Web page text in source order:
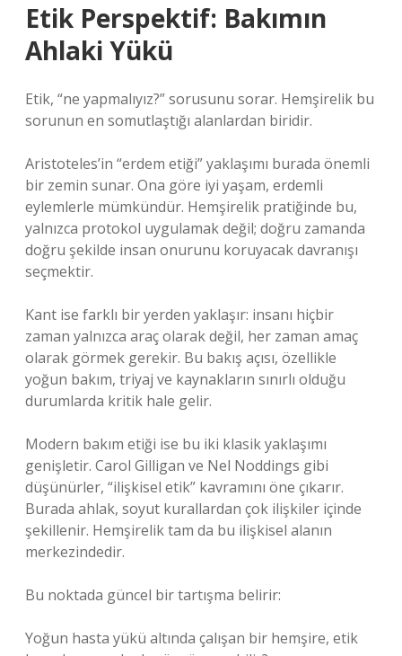
Etik Perspektif: Bakımın
Ahlaki Yükü
Etik, “ne yapmalıyız?” sorusunu sorar. Hemşirelik bu
sorunun en somutlaştığı alanlardan biridir.
Aristoteles’in “erdem etiği” yaklaşımı burada önemli
bir zemin sunar. Ona göre iyi yaşam, erdemli
eylemlerle mümkündür. Hemşirelik pratiğinde bu,
yalnızca protokol uygulamak değil; doğru zamanda
doğru şekilde insan onurunu koruyacak davranışı
seçmektir.
Kant ise farklı bir yerden yaklaşır: insanı hiçbir
zaman yalnızca araç olarak değil, her zaman amaç
olarak görmek gerekir. Bu bakış açısı, özellikle
yoğun bakım, triyaj ve kaynakların sınırlı olduğu
durumlarda kritik hale gelir.
Modern bakım etiği ise bu iki klasik yaklaşımı
genişletir. Carol Gilligan ve Nel Noddings gibi
düşünürler, “ilişkisel etik” kavramını öne çıkarır.
Burada ahlak, soyut kurallardan çok ilişkiler içinde
şekillenir. Hemşirelik tam da bu ilişkisel alanın
merkezindedir.
Bu noktada güncel bir tartışma belirir:
Yoğun hasta yükü altında çalışan bir hemşire, etik